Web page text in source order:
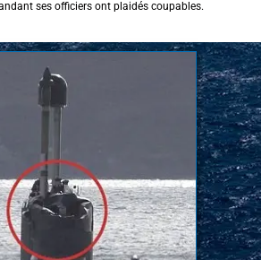
ses officiers ont plaidés coupables.